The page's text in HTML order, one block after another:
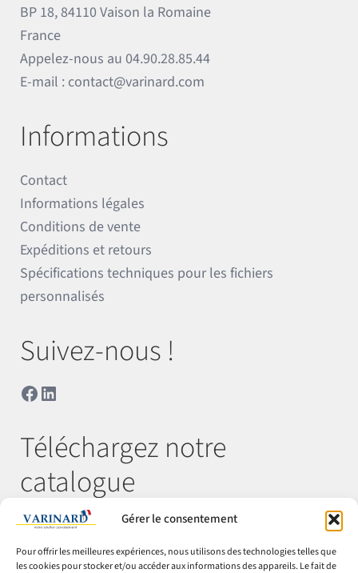
Gérer le consentement
Pour offrir les meilleures expériences, nous utilisons des technologies telles que
les cookies pour stocker et/ou accéder aux informations des appareils. Le fait de
BP 18, 84110 Vaison la Romaine
France
Appelez-nous au04.90.28.85.44
E-mail : contact@varinard.com
Informations
Contact
Informations légales
Conditions de vente
Expéditions et retours
Spécifications techniques pour les fichiers
personnalisés
Suivez-nous !
Facebook
LinkedIn
Téléchargez notre
catalogue